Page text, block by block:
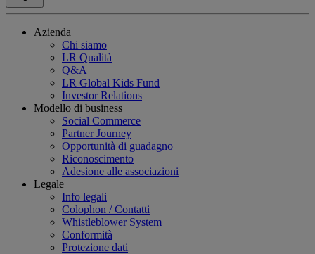
Azienda
Chi siamo
LR Qualità
Q&A
LR Global Kids Fund
Investor Relations
Modello di business
Social Commerce
Partner Journey
Opportunità di guadagno
Riconoscimento
Adesione alle associazioni
Legale
Info legali
Colophon / Contatti
Whistleblower System
Conformità
Protezione dati